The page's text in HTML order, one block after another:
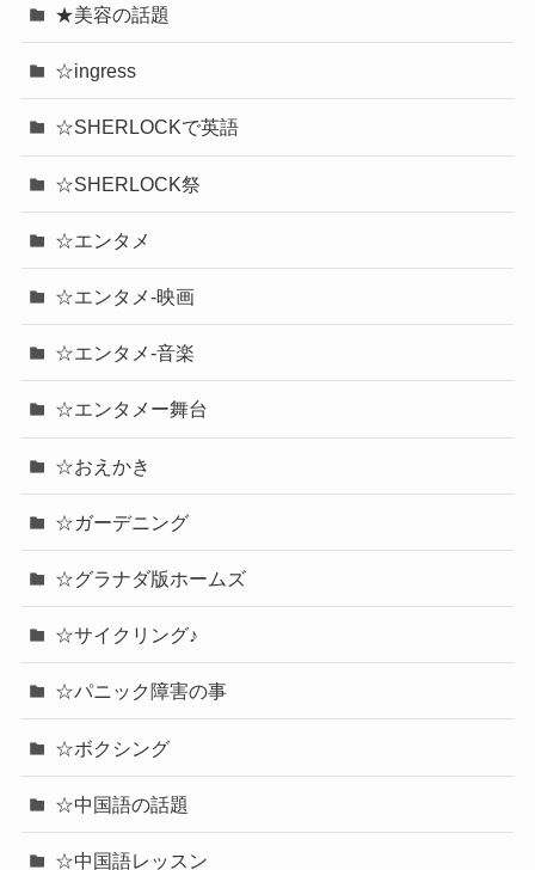
★美容の話題
☆ingress
☆SHERLOCKで英語
☆SHERLOCK祭
☆エンタメ
☆エンタメ-映画
☆エンタメ-音楽
☆エンタメー舞台
☆おえかき
☆ガーデニング
☆グラナダ版ホームズ
☆サイクリング♪
☆パニック障害の事
☆ボクシング
☆中国語の話題
☆中国語レッスン